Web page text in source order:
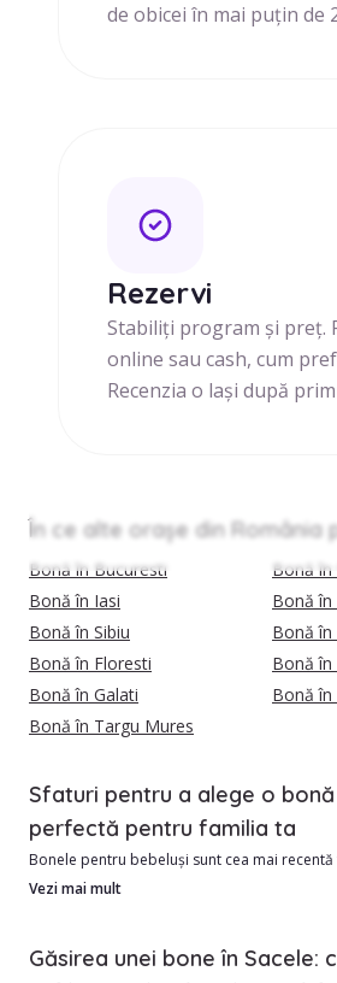
de obicei în mai puțin de
Rezervi
Stabiliți program și preț.
online sau cash, cum
Recenzia o lași după
În ce alte orașe din România
Bonă în Bucuresti
Bonă în
Bonă în Iasi
Bonă
Bonă în Sibiu
Bonă în
Bonă în Floresti
Bonă în
Bonă în Galati
Bonă în
Bonă în Targu Mures
Sfaturi pentru a alege o
perfectă pentru familia ta
Bonele pentru bebeluși sunt cea mai
copiilor.
În Sacele avem în momentul de față 770
Vezi mai mult
Găsirea unei bone în Sacele: